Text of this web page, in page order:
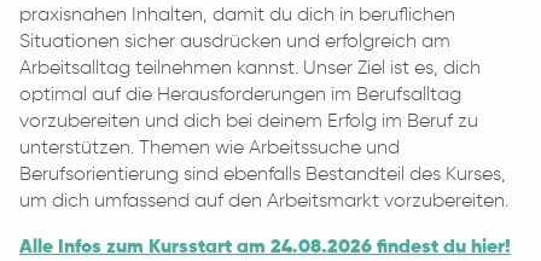
praxisnahen Inhalten, damit du dich in beruflichen
Situationen sicher ausdrücken und erfolgreich am
Arbeitsalltag teilnehmen kannst. Unser Ziel ist es, dich
optimal auf die Herausforderungen im Berufsalltag
vorzubereiten und dich bei deinem Erfolg im Beruf zu
unterstützen. Themen wie Arbeitssuche und
Berufsorientierung sind ebenfalls Bestandteil des Kurses,
um dich umfassend auf den Arbeitsmarkt vorzubereiten.
Alle Infos zum Kursstart am 24.08.2026 findest du hier!